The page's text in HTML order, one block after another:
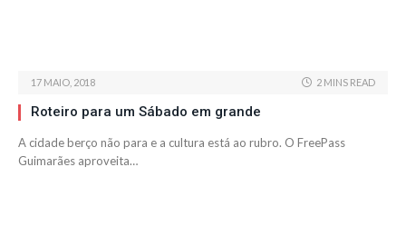
17 MAIO, 2018 2 MINS READ
Roteiro para um Sábado em grande
A cidade berço não para e a cultura está ao rubro. O FreePass
Guimarães aproveita…